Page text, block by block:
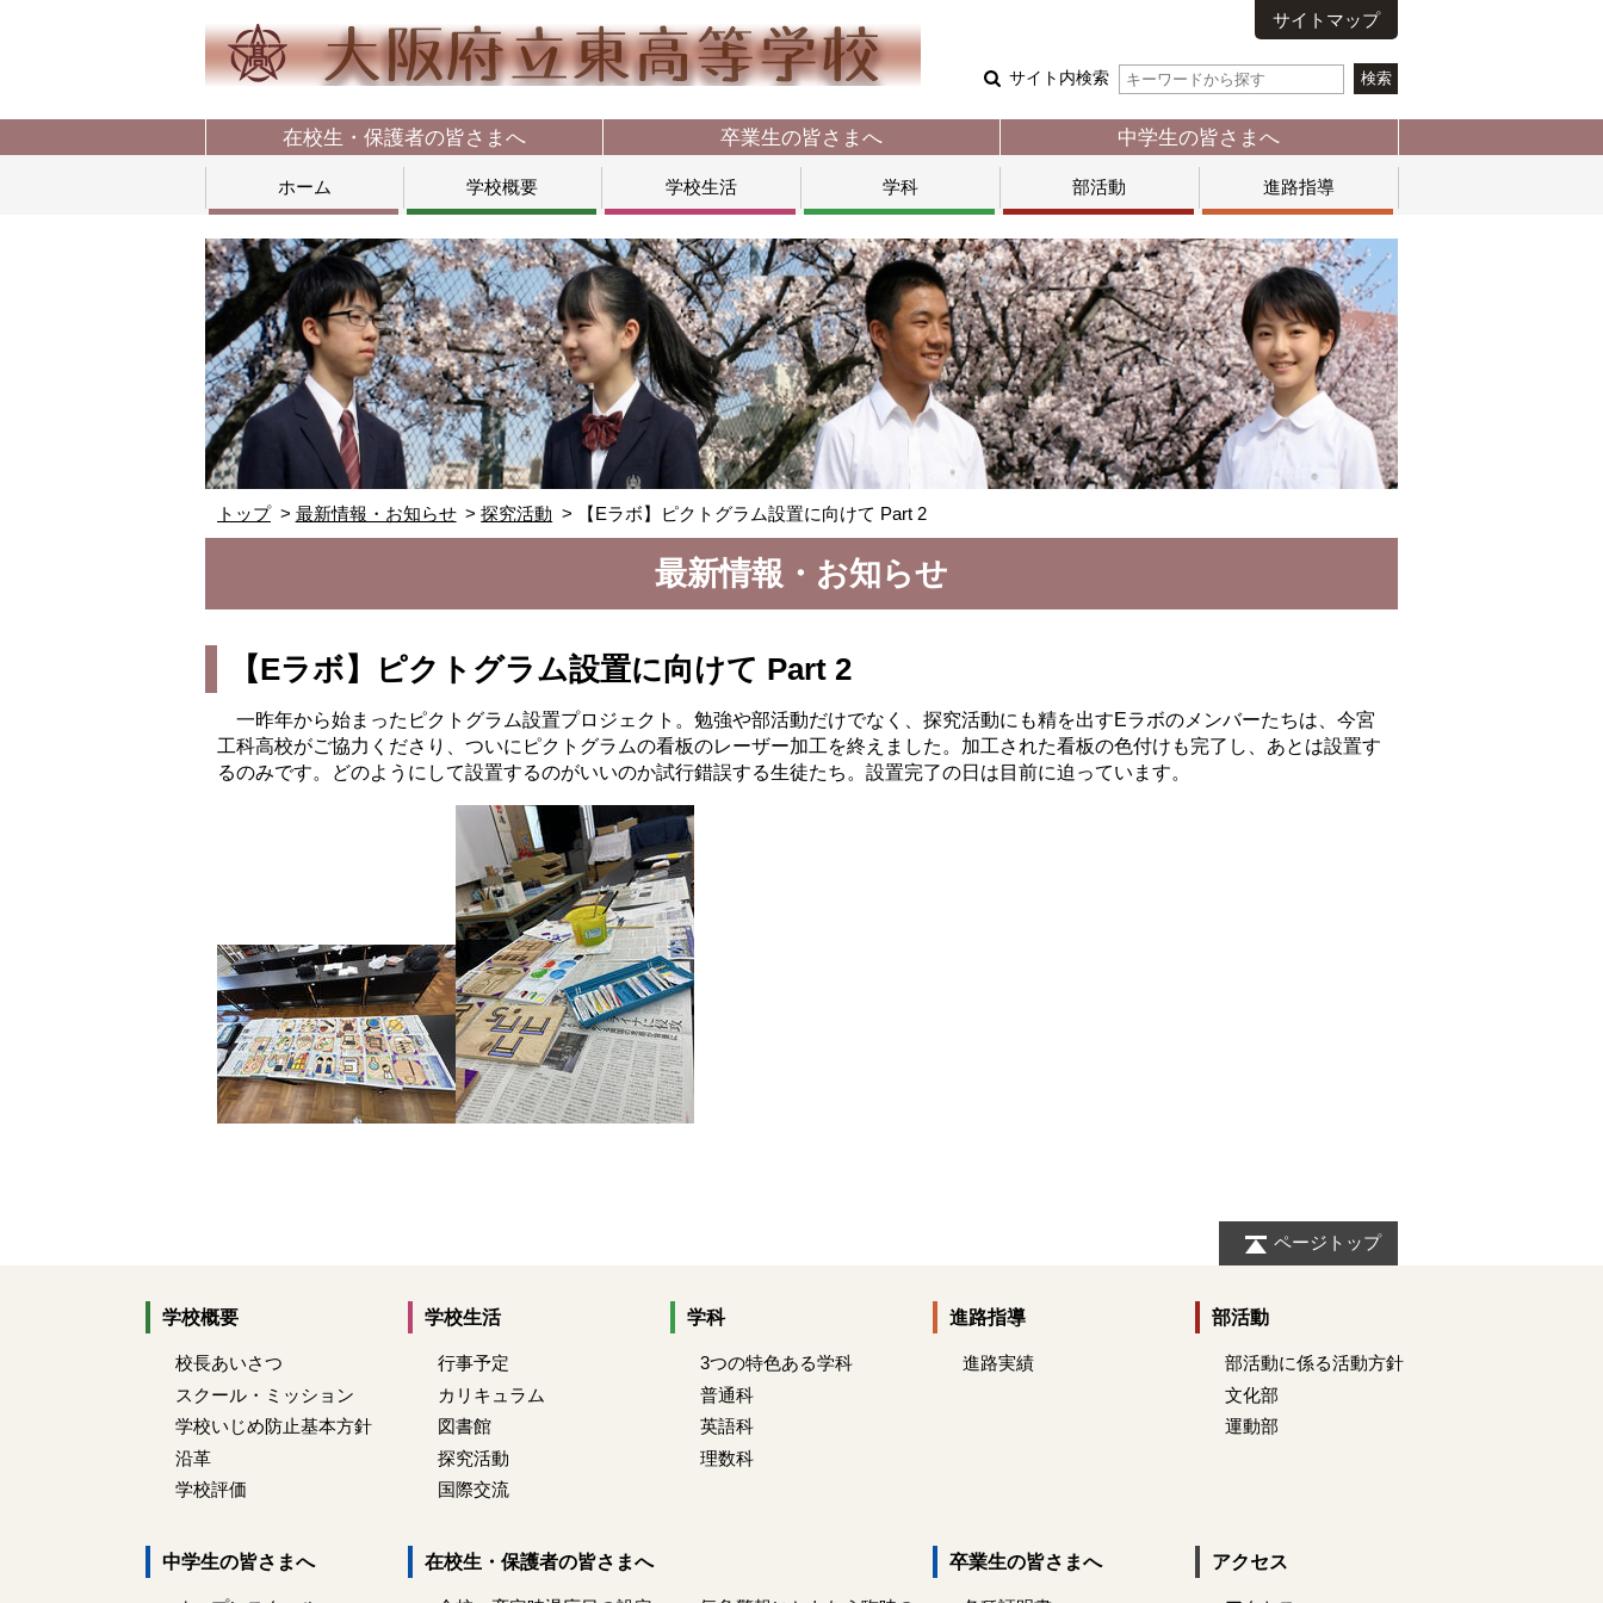
サイトマップ
サイト内検索
在校生・保護者の皆さまへ 卒業生の皆さまへ 中学生の皆さまへ
ホーム 学校概要 学校生活 学科 部活動 進路指導
トップ 最新情報・お知らせ 探究活動 【Eラボ】ピクトグラム設置に向けて Part 2
最新情報・お知らせ
【Eラボ】ピクトグラム設置に向けて Part 2
一昨年から始まったピクトグラム設置プロジェクト。勉強や部活動だけでなく、探究活動にも精を出すEラボのメンバーたちは、今宮
工科高校がご協力くださり、ついにピクトグラムの看板のレーザー加工を終えました。加工された看板の色付けも完了し、あとは設置す
るのみです。どのようにして設置するのがいいのか試行錯誤する生徒たち。設置完了の日は目前に迫っています。
ページトップ
学校概要
校長あいさつ
スクール・ミッション
学校いじめ防止基本方針
沿革
学校評価
学校生活
行事予定
カリキュラム
図書館
探究活動
国際交流
学科
3つの特色ある学科
普通科
英語科
理数科
進路指導
進路実績
部活動
部活動に係る活動方針
文化部
運動部
中学生の皆さまへ 在校生・保護者の皆さまへ 卒業生の皆さまへ アクセス